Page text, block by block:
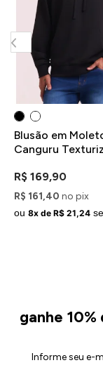
Blusão em
Canguru
R$ 169,90
R$ 161,40 no pix
ou 8x de R$ 21,24
ganhe
Informe seu e-